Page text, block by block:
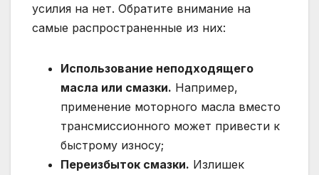
усилия на нет. Обратите внимание на
самые распространенные из них:
Использование неподходящего
масла или смазки. Например,
применение моторного масла вместо
трансмиссионного может привести к
быстрому износу;
Переизбыток смазки. Излишек